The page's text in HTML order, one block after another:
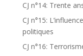
CJ n°14: Trente
CJ n°15:
politiques
CJ n°16: